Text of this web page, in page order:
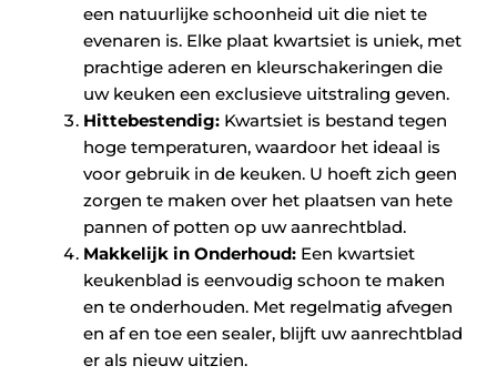
een natuurlijke schoonheid uit die niet te
evenaren is. Elke plaat kwartsiet is uniek, met
prachtige aderen en kleurschakeringen die
uw keuken een exclusieve uitstraling geven.
Hittebestendig: Kwartsiet is bestand tegen
hoge temperaturen, waardoor het ideaal is
voor gebruik in de keuken. U hoeft zich geen
zorgen te maken over het plaatsen van hete
pannen of potten op uw aanrechtblad.
Makkelijk in Onderhoud: Een kwartsiet
keukenblad is eenvoudig schoon te maken
en te onderhouden. Met regelmatig afvegen
en af en toe een sealer, blijft uw aanrechtblad
er als nieuw uitzien.